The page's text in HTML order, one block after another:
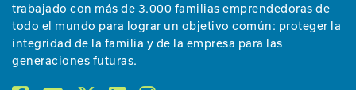
trabajado con más de 3.000 familias emprendedoras de
todo el mundo para lograr un objetivo común: proteger la
integridad de la familia y de la empresa para las
generaciones futuras.